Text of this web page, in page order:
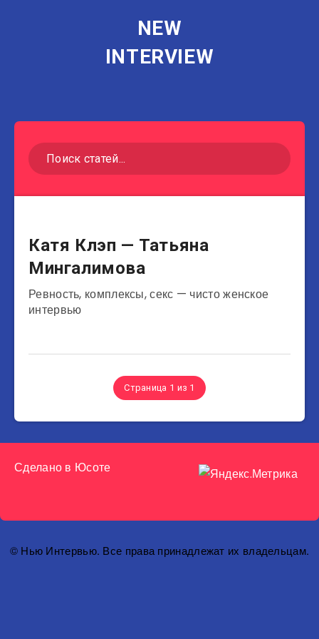
NEW
INTERVIEW
Катя Клэп — Татьяна
Мингалимова
Ревность, комплексы, секс — чисто женское
интервью
Страница 1 из 1
Сделано в Юсоте
© Нью Интервью. Все права принадлежат их владельцам.